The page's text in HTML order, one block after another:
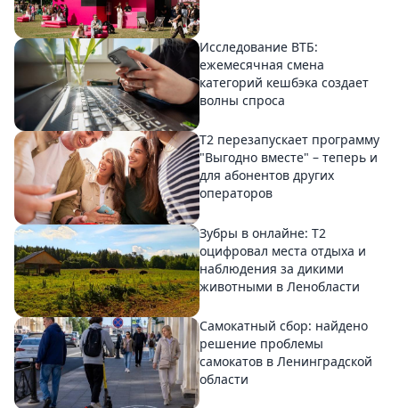
Исследование ВТБ:
ежемесячная смена
категорий кешбэка создает
волны спроса
Т2 перезапускает программу
"Выгодно вместе" – теперь и
для абонентов других
операторов
Зубры в онлайне: Т2
оцифровал места отдыха и
наблюдения за дикими
животными в Ленобласти
Самокатный сбор: найдено
решение проблемы
самокатов в Ленинградской
области